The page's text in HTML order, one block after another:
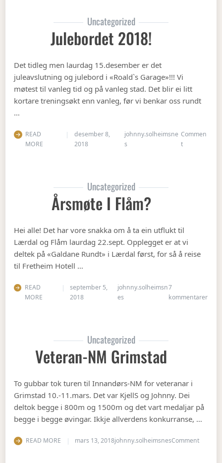
Uncategorized
Julebordet 2018!
Det tidleg men laurdag 15.desember er det
juleavslutning og julebord i «Roald`s Garage»!!! Vi
møtest til vanleg tid og på vanleg stad. Det blir ei litt
kortare treningsøkt enn vanleg, før vi benkar oss rundt
…
READ
MORE
desember 8,
2018
johnny.solheimsne
s
Commen
ton Julebordet
Uncategorized
Årsmøte I Flåm?
Hei alle! Det har vore snakka om å ta ein utflukt til
Lærdal og Flåm laurdag 22.sept. Opplegget er at vi
deltek på «Galdane Rundt» i Lærdal først, for så å reise
til Fretheim Hotell …
READ
MORE
september 5,
2018
johnny.solheimsn
es
7
kommentarertil
Uncategorized
Veteran-NM Grimstad
To gubbar tok turen til Innandørs-NM for veteranar i
Grimstad 10.-11.mars. Det var KjellS og Johnny. Dei
deltok begge i 800m og 1500m og det vart medaljar på
begge i begge øvingar. Ikkje allverdens konkurranse, …
READ MORE mars 13, 2018johnny.solheimsnesCommenton